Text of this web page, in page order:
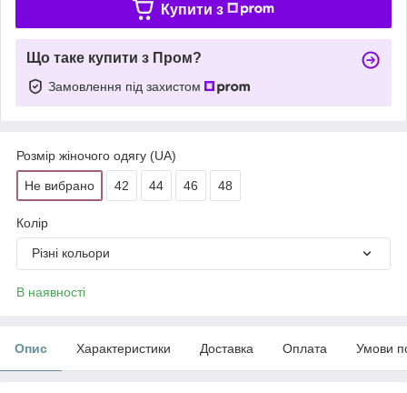
Купити з
Що таке купити з Пром?
Замовлення під захистом
Розмір жіночого одягу (UA)
Не вибрано 42 44 46 48
Колір
Різні кольори
В наявності
Опис Характеристики Доставка Оплата Умови